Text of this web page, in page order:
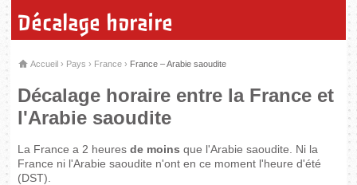
Décalage horaire
Accueil › Pays › France › France – Arabie saoudite
Décalage horaire entre la France et
l'Arabie saoudite
La France a 2 heuresde moins que l'Arabie saoudite. Ni la
France ni l'Arabie saoudite n'ont en ce moment l'heure d'été
(DST).